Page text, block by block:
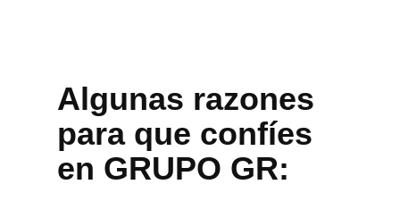
Algunas razones
para que confíes
en GRUPO GR: